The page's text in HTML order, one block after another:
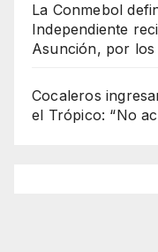
La Conmebol
Independiente
Asunción, por
Cocaleros
el Trópico: “No